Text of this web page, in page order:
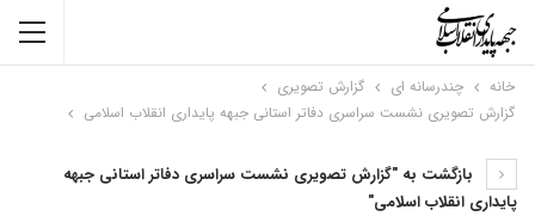
خانه چندرسانه ای
گزارش تصویری
گزارش تصویری نشست سراسری دفاتر استانی جبهه پایداری انقلاب اسلامی
بازگشت به "گزارش تصویری نشست سراسری دفاتر استانی جبهه
پایداری انقلاب اسلامی"